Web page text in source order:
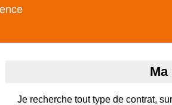
Je recherche tout type de contrat,